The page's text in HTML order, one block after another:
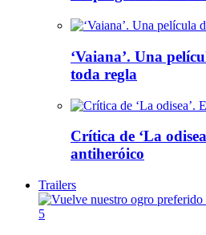
‘Vaiana’. Una
toda regla
Crítica de ‘La
antiheróico
Trailers